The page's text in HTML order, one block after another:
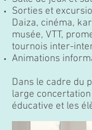
Sorties et
Daiza, cinéma,
musée, VTT,
tournois inter-
Animations
Dans le cadre du
large concertation
éducative et les